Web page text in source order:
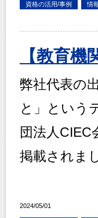
資格の活用/事例 情
【教育
弊社代表の
と」という
団法人
掲載されま
2024/05/01